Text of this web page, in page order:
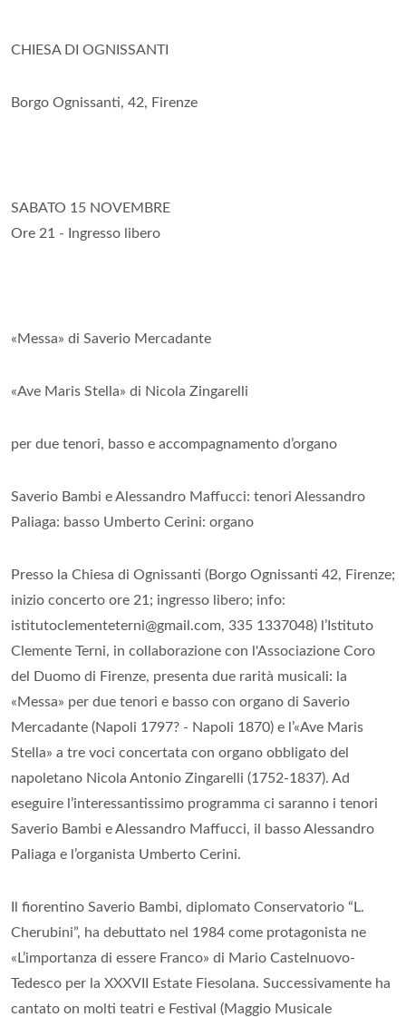
CHIESA DI OGNISSANTI
Borgo Ognissanti, 42, Firenze
SABATO 15 NOVEMBRE
Ore 21 - Ingresso libero
«Messa» di Saverio Mercadante
«Ave Maris Stella» di Nicola Zingarelli
per due tenori, basso e accompagnamento d’organo
Saverio Bambi e Alessandro Maffucci: tenori Alessandro
Paliaga: basso Umberto Cerini: organo
Presso la Chiesa di Ognissanti (Borgo Ognissanti 42, Firenze;
inizio concerto ore 21; ingresso libero; info:
istitutoclementeterni@gmail.com, 335 1337048) l’Istituto
Clemente Terni, in collaborazione con l'Associazione Coro
del Duomo di Firenze, presenta due rarità musicali: la
«Messa» per due tenori e basso con organo di Saverio
Mercadante (Napoli 1797? - Napoli 1870) e l’«Ave Maris
Stella» a tre voci concertata con organo obbligato del
napoletano Nicola Antonio Zingarelli (1752-1837). Ad
eseguire l’interessantissimo programma ci saranno i tenori
Saverio Bambi e Alessandro Maffucci, il basso Alessandro
Paliaga e l’organista Umberto Cerini.
Il fiorentino Saverio Bambi, diplomato Conservatorio “L.
Cherubini”, ha debuttato nel 1984 come protagonista ne
«L’importanza di essere Franco» di Mario Castelnuovo-
Tedesco per la XXXVII Estate Fiesolana. Successivamente ha
cantato on molti teatri e Festival (Maggio Musicale